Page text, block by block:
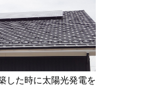
した時に太陽光発電を